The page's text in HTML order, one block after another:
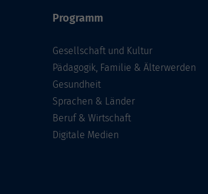
Programm
Gesellschaft und Kultur
Pädagogik, Familie & Älterwerden
Gesundheit
Sprachen & Länder
Beruf & Wirtschaft
Digitale Medien